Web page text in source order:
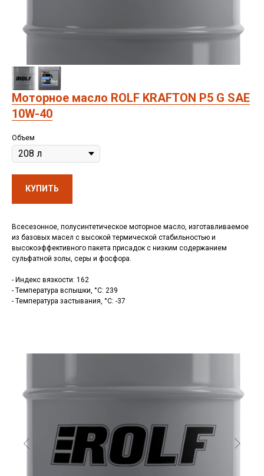
Моторное масло ROLF KRAFTON P5 G SAE
10W-40
Объем
КУПИТЬ
Всесезонное, полусинтетическое моторное масло, изготавливаемое
из базовых масел с высокой термической стабильностью и
высокоэффективного пакета присадок с низким содержанием
сульфатной золы, серы и фосфора.
- Индекс вязкости: 162
- Температура вспышки, °C: 239
- Температура застывания, °C: -37